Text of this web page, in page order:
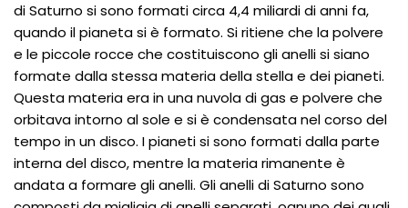
di Saturno si sono formati circa 4,4 miliardi di anni fa,
quando il pianeta si è formato. Si ritiene che la polvere
e le piccole rocce che costituiscono gli anelli si siano
formate dalla stessa materia della stella e dei pianeti.
Questa materia era in una nuvola di gas e polvere che
orbitava intorno al sole e si è condensata nel corso del
tempo in un disco. I pianeti si sono formati dalla parte
interna del disco, mentre la materia rimanente è
andata a formare gli anelli. Gli anelli di Saturno sono